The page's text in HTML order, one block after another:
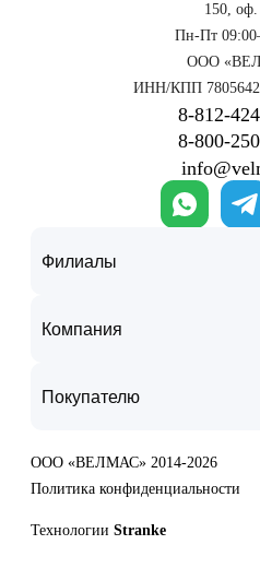
150,
Пн-Пт
ООО
ИНН/КПП
Филиалы
Компания
Покупателю
ООО «ВЕЛМАС» 2014-2026
Политика конфиденциальности
Технологии Stranke